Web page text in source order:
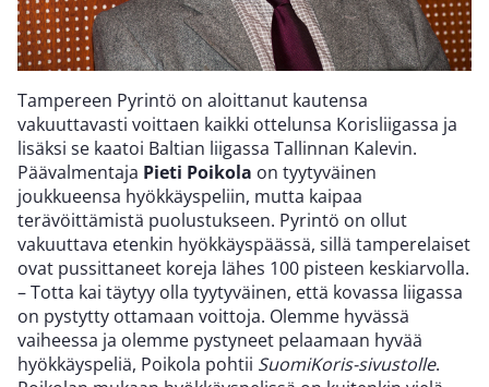
Tampereen Pyrintö on aloittanut kautensa
vakuuttavasti voittaen kaikki ottelunsa Korisliigassa ja
lisäksi se kaatoi Baltian liigassa Tallinnan Kalevin.
Päävalmentaja Pieti Poikola on tyytyväinen
joukkueensa hyökkäyspeliin, mutta kaipaa
terävöittämistä puolustukseen. Pyrintö on ollut
vakuuttava etenkin hyökkäyspäässä, sillä tamperelaiset
ovat pussittaneet koreja lähes 100 pisteen keskiarvolla.
– Totta kai täytyy olla tyytyväinen, että kovassa liigassa
on pystytty ottamaan voittoja. Olemme hyvässä
vaiheessa ja olemme pystyneet pelaamaan hyvää
hyökkäyspeliä, Poikola pohtii SuomiKoris-sivustolle.